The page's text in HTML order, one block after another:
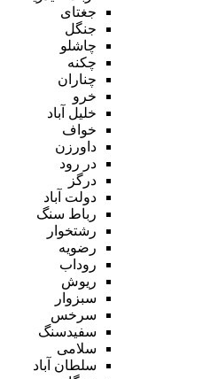
جغتای
جنگل
چاشلو
چکنه
چناران
خرو
خلیل آباد
خواف
داورزن
در رود
درگز
دولت آباد
رباط سنگ
رشتخوار
رضویه
روداب
ریوش
سبزوار
سرخس
سفیدسنگ
سلامی
سلطان آباد